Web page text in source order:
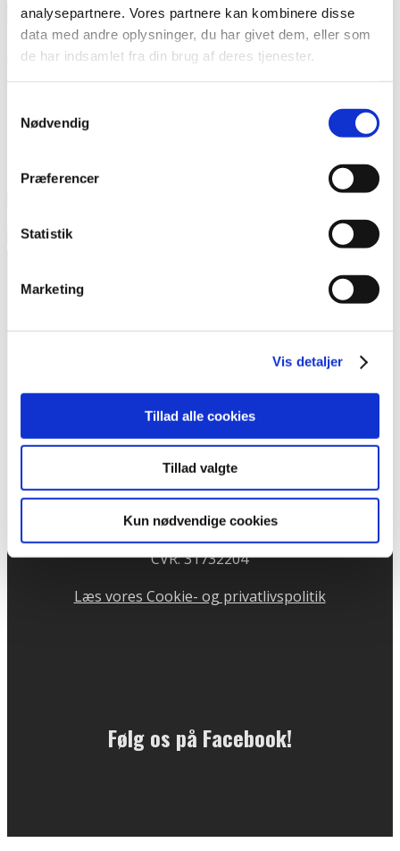
analysepartnere. Vores partnere kan kombinere disse
data med andre oplysninger, du har givet dem, eller som
de har indsamlet fra din brug af deres tjenester.
Nødvendig
Præferencer
Statistik
Marketing
Vis detaljer
Tillad alle cookies
Tillad valgte
Kun nødvendige cookies
Blog
7. juli 2018
Hvis man googler ”cognitivism” på internettet, og kigger på den
Wikipediaartikel, som derved fremkommer, springer det i øjnene,
at kognitivismen...
Foreningen Outsideren
Heimdalsgade 37, 1. sal
2200 København N
redaktion@outsideren.dk
81 11 76 64
Telefontid mandag og onsdag kl. 10 - 13
CVR: 31732204
Læs vores Cookie- og privatlivspolitik
Følg os på Facebook!